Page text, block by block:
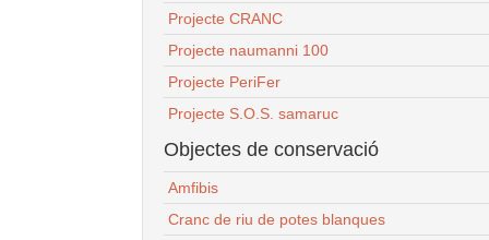
Projecte CRANC
Projecte naumanni 100
Projecte PeriFer
Projecte S.O.S. samaruc
Objectes de conservació
Amfibis
Cranc de riu de potes blanques